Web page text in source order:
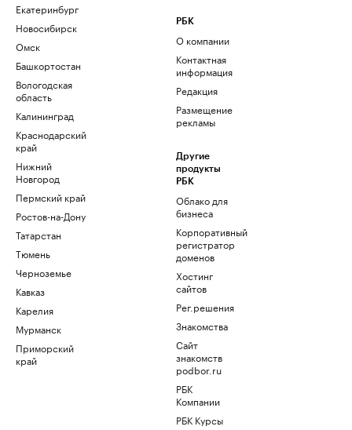
Екатеринбург
Новосибирск
Омск
Башкортостан
Вологодская
область
Калининград
Краснодарский
край
Нижний
Новгород
Пермский край
Ростов-на-Дону
Татарстан
Тюмень
Черноземье
Кавказ
Карелия
Мурманск
Приморский
край
РБК
О компании
Контактная
информация
Редакция
Размещение
рекламы
Другие
продукты
РБК
Облако для
бизнеса
Корпоративный
регистратор
доменов
Хостинг
сайтов
Рег.решения
Знакомства
Сайт
знакомств
podbor.ru
РБК
Компании
РБК Курсы